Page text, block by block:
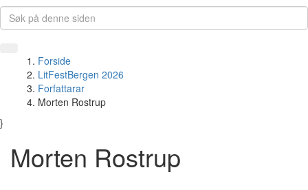
Forside
LitFestBergen 2026
Forfattarar
Morten Rostrup
}
Morten Rostrup